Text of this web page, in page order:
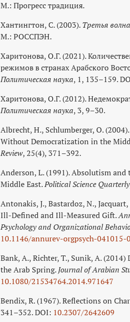
М.: Прогресс традиция.
Хантингтон, C. (2003).Третья
М.: РОССПЭН.
Харитонова, О.Г. (2021).
режимов в странах Арабского
Политическая наука, 1, 135–159.
Харитонова, О.Г. (2012).
Политическая наука, 3, 9–30.
Albrecht, H., Schlumberger, O.
Without Democratization in the
Review, 25(4), 371–392.
Anderson, L. (1991). Absolutism
Middle East.Political Science Quarterly
Antonakis, J., Bastardoz, N.,
Ill-Defined and Ill-Measured Gift.
Psychology and Organizational
10.1146/annurev-orgpsych‑041015-
Bank, A., Richter, T., Sunik, A.
the Arab Spring.Journal of Arabian
10.1080/21534764.2014.971647
Bendix, R. (1967). Reflections on
341–352. DOI: 10.2307/2642609